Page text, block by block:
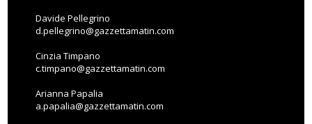
Davide Pellegrino
d.pellegrino@gazzettamatin.com
Cinzia Timpano
c.timpano@gazzettamatin.com
Arianna Papalia
a.papalia@gazzettamatin.com